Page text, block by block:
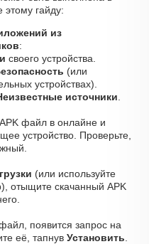
гайду:
из
:
своего устройства.
(или
устройствах).
источники
файл в онлайне и
устройство. Проверьте,
(или используйте
отыщите скачанный APK
появится запрос на
её, тапнув Установить